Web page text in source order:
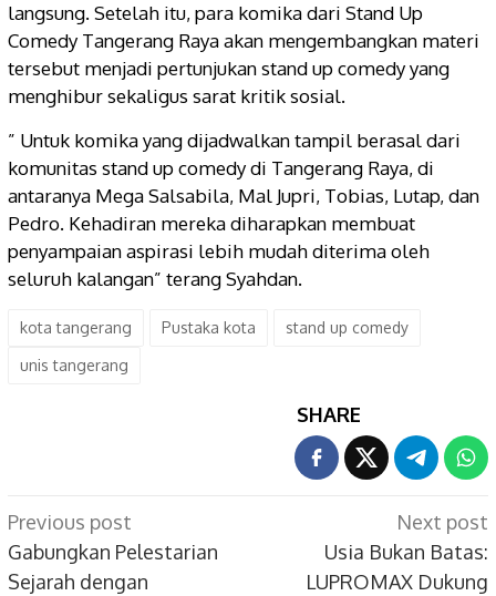
langsung. Setelah itu, para komika dari Stand Up
Comedy Tangerang Raya akan mengembangkan materi
tersebut menjadi pertunjukan stand up comedy yang
menghibur sekaligus sarat kritik sosial.
” Untuk komika yang dijadwalkan tampil berasal dari
komunitas stand up comedy di Tangerang Raya, di
antaranya Mega Salsabila, Mal Jupri, Tobias, Lutap, dan
Pedro. Kehadiran mereka diharapkan membuat
penyampaian aspirasi lebih mudah diterima oleh
seluruh kalangan” terang Syahdan.
kota tangerang Pustaka kota
stand up comedy
unis tangerang
SHARE
Post
navigation
Previous post
Gabungkan Pelestarian
Sejarah dengan
Next post
Usia Bukan Batas:
LUPROMAX Dukung